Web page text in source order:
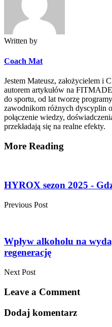
Written by
Coach Mat
Jestem Mateusz, założycielem i
autorem artykułów na
do sportu, od lat tworzę
zawodnikom różnych dyscyplin
połączenie wiedzy,
przekładają się na realne efekty.
More Reading
navigation
HYROX sezon 2025 -
Previous Post
Wpływ alkoholu na
regenerację
Next Post
Leave a Comment
Dodaj komentarz